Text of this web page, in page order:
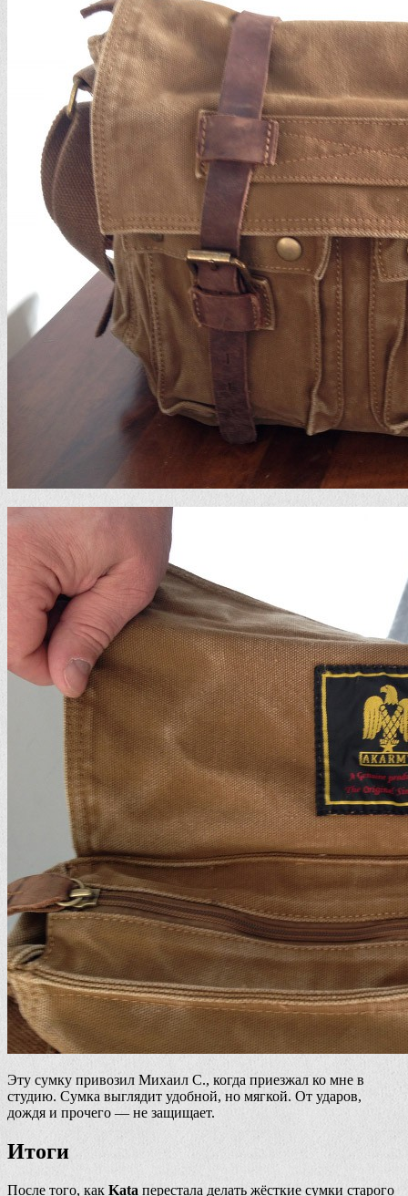
Эту сумку привозил Михаил С., когда приезжал ко мне в
студию. Сумка выглядит удобной, но мягкой. От ударов,
дождя и прочего — не защищает.
Итоги
После того, как Kata перестала делать жёсткие сумки старого